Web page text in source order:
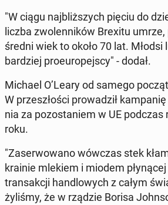
"W ciągu naj­bliż­szych pięciu do
liczba zwo­len­ni­ków Brexitu
średni wiek to około 70 lat. Młodsi
bar­dziej pro­eu­ro­pej­scy" - dodał.
Michael O’Leary od samego
W prze­szło­ści pro­wa­dził
nia za po­zo­sta­niem w UE
roku.
"Za­ser­wo­wa­no wówczas stek
krainie mlekiem i miodem
trans­ak­cji han­dlo­wych z całym
ży­li­śmy, że w rządzie Borisa